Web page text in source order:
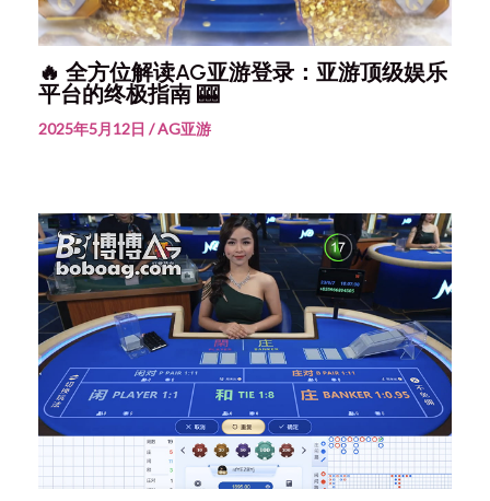
🔥 全方位解读AG亚游登录：亚游顶级娱乐
平台的终极指南 🎰
2025年5月12日 /AG亚游